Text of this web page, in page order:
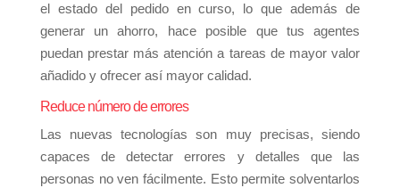
el estado del pedido en curso, lo que además de
generar un ahorro, hace posible que tus agentes
puedan prestar más atención a tareas de mayor valor
añadido y ofrecer así mayor calidad.
Reduce número de errores
Las nuevas tecnologías son muy precisas, siendo
capaces de detectar errores y detalles que las
personas no ven fácilmente. Esto permite solventarlos